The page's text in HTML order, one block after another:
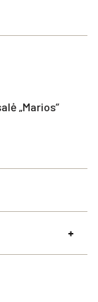
„Marios“